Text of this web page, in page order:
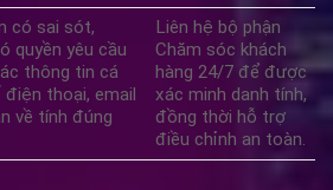
có sai sót,
quyền yêu cầu
thông tin cá
điện thoại, email
về tính đúng
Liên hệ bộ phận
Chăm sóc khách
hàng 24/7 để được
xác minh danh tính,
đồng thời hỗ trợ
điều chỉnh an toàn.